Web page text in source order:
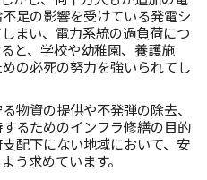
足の影響を受けている発電シ
まい、電力系統の過負荷につ
と、学校や幼稚園、養護施
の必死の努力を強いられてし
物資の提供や不発弾の除去、
るためのインフラ修繕の目的
配下にない地域において、安
う求めています。